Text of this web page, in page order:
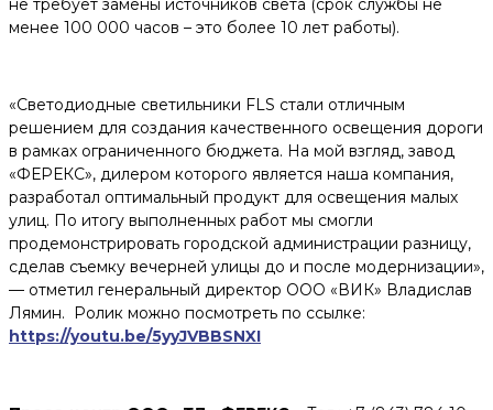
менее 100 000 часов – это более 10 лет работы).
«Светодиодные светильники FLS стали отличным
решением для создания качественного освещения дороги
в рамках ограниченного бюджета. На мой взгляд, завод
«ФЕРЕКС», дилером которого является наша компания,
разработал оптимальный продукт для освещения малых
улиц. По итогу выполненных работ мы смогли
продемонстрировать городской администрации разницу,
сделав съемку вечерней улицы до и после модернизации»,
— отметил генеральный директор ООО «ВИК» Владислав
Лямин. Ролик можно посмотреть по ссылке:
https://youtu.be/5yyJVBBSNXI